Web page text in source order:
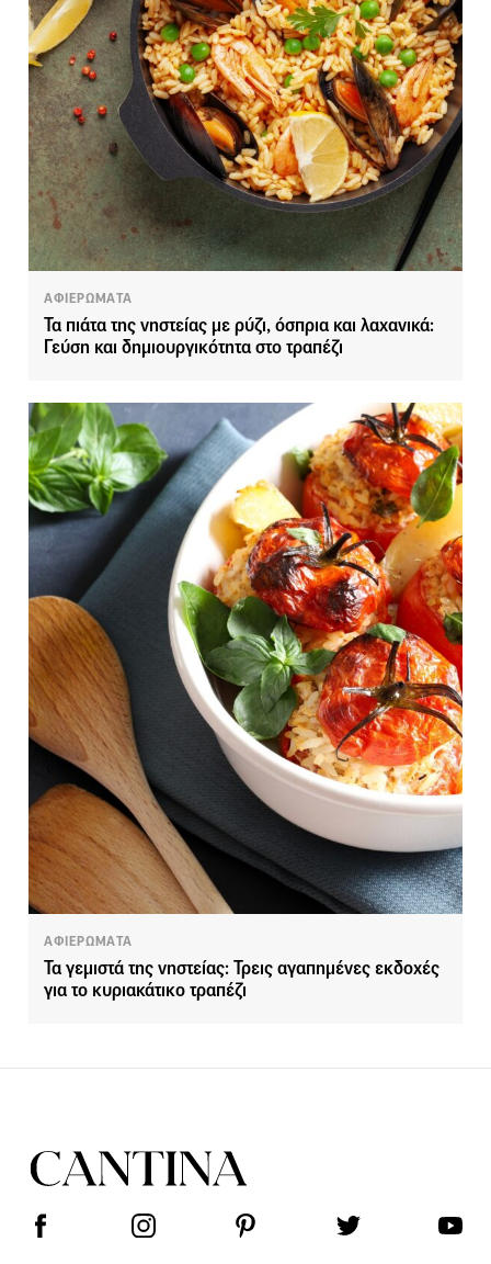
ΑΦΙΕΡΩΜΑΤΑ
Τα πιάτα της νηστείας με ρύζι, όσπρια και λαχανικά:
Γεύση και δημιουργικότητα στο τραπέζι
ΑΦΙΕΡΩΜΑΤΑ
Τα γεμιστά της νηστείας: Τρεις αγαπημένες εκδοχές
για το κυριακάτικο τραπέζι